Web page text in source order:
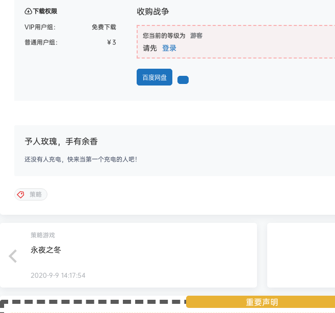
下载权限
VIP用户组：
免费下载
普通用户组：
￥3
收购战争
您当前的等级为 游客
请先 登录
百度网盘
予人玫瑰，手有余香
还没有人充电，快来当第一个充电的人吧！
策略
策略游戏
永夜之冬
2020-9-9 14:17:54
重要声明